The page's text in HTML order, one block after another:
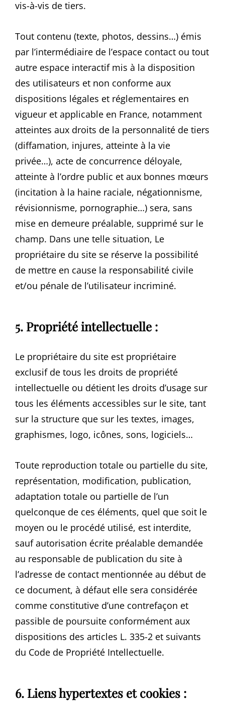
vis-à-vis de tiers.
Tout contenu (texte, photos, dessins…) émis
par l’intermédiaire de l’espace contact ou tout
autre espace interactif mis à la disposition
des utilisateurs et non conforme aux
dispositions légales et réglementaires en
vigueur et applicable en France, notamment
atteintes aux droits de la personnalité de tiers
(diffamation, injures, atteinte à la vie
privée…), acte de concurrence déloyale,
atteinte à l’ordre public et aux bonnes mœurs
(incitation à la haine raciale, négationnisme,
révisionnisme, pornographie…) sera, sans
mise en demeure préalable, supprimé sur le
champ. Dans une telle situation, Le
propriétaire du site se réserve la possibilité
de mettre en cause la responsabilité civile
et/ou pénale de l’utilisateur incriminé.
5. Propriété intellectuelle :
Le propriétaire du site est propriétaire
exclusif de tous les droits de propriété
intellectuelle ou détient les droits d’usage sur
tous les éléments accessibles sur le site, tant
sur la structure que sur les textes, images,
graphismes, logo, icônes, sons, logiciels…
Toute reproduction totale ou partielle du site,
représentation, modification, publication,
adaptation totale ou partielle de l’un
quelconque de ces éléments, quel que soit le
moyen ou le procédé utilisé, est interdite,
sauf autorisation écrite préalable demandée
au responsable de publication du site à
l’adresse de contact mentionnée au début de
ce document, à défaut elle sera considérée
comme constitutive d’une contrefaçon et
passible de poursuite conformément aux
dispositions des articles L. 335-2 et suivants
du Code de Propriété Intellectuelle.
6. Liens hypertextes et cookies :